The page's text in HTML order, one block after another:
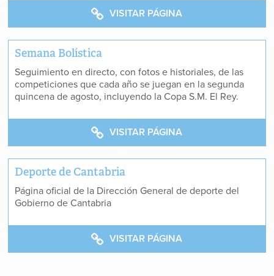
VISITAR PÁGINA
Semana Bolística
Seguimiento en directo, con fotos e historiales, de las
competiciones que cada año se juegan en la segunda
quincena de agosto, incluyendo la Copa S.M. El Rey.
VISITAR PÁGINA
Deporte de Cantabria
Página oficial de la Dirección General de deporte del
Gobierno de Cantabria
VISITAR PÁGINA